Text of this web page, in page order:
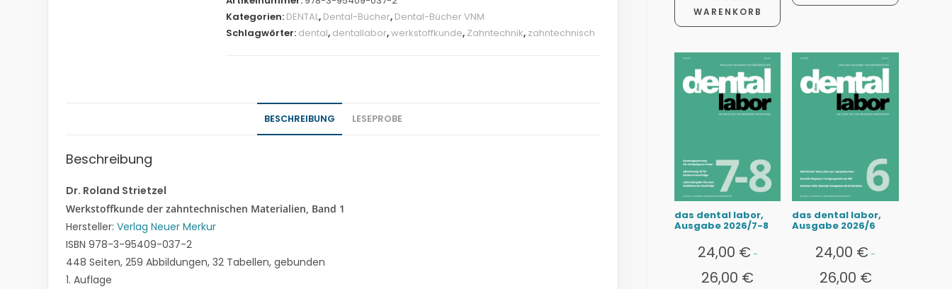
Kategorien: DENTAL, Dental-Bücher, Dental-Bücher VNM
Schlagwörter: dental, dentallabor,werkstoffkunde, Zahntechnik, zahntechnisch
BESCHREIBUNG LESEPROBE
Beschreibung
Dr. Roland Strietzel
Werkstoffkunde der zahntechnischen Materialien, Band 1
Hersteller:Verlag Neuer Merkur
ISBN 978-3-95409-037-2
448 Seiten, 259 Abbildungen, 32 Tabellen, gebunden
1. Auflage
WARENKORB
das dental labor,
Ausgabe 2026/7-8
24,00 €-
26,00 €
das dental labor,
Ausgabe 2026/6
24,00 €-
26,00 €